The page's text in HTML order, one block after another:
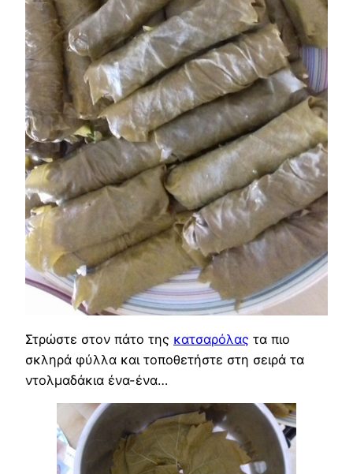
Στρώστε στον πάτο της κατσαρόλας τα πιο
σκληρά φύλλα και τοποθετήστε στη σειρά τα
ντολμαδάκια ένα-ένα…